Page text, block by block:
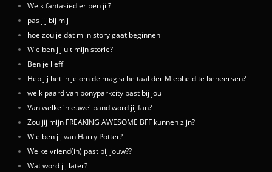
Welk fantasiedier ben jij?
pas jij bij mij
hoe zou je dat mijn story gaat beginnen
Wie ben jij uit mijn storie?
Ben je lieff
Heb jij het in je om de magische taal der Miepheid te beheersen?
welk paard van ponyparkcity past bij jou
Van welke 'nieuwe' band word jij fan?
Zou jij mijn FREAKING AWESOME BFF kunnen zijn?
Wie ben jij van Harry Potter?
Welke vriend(in) past bij jouw??
Wat word jij later?